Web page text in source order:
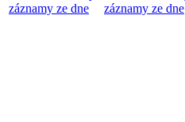
záznamy ze dne
záznamy ze dne